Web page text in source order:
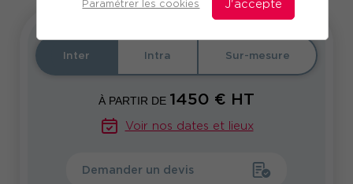
Paramétrer les cookies J'accepte
Inter Intra Sur-mesure
À PARTIR DE 1450 € HT
Voir nos dates et lieux
Demander un devis